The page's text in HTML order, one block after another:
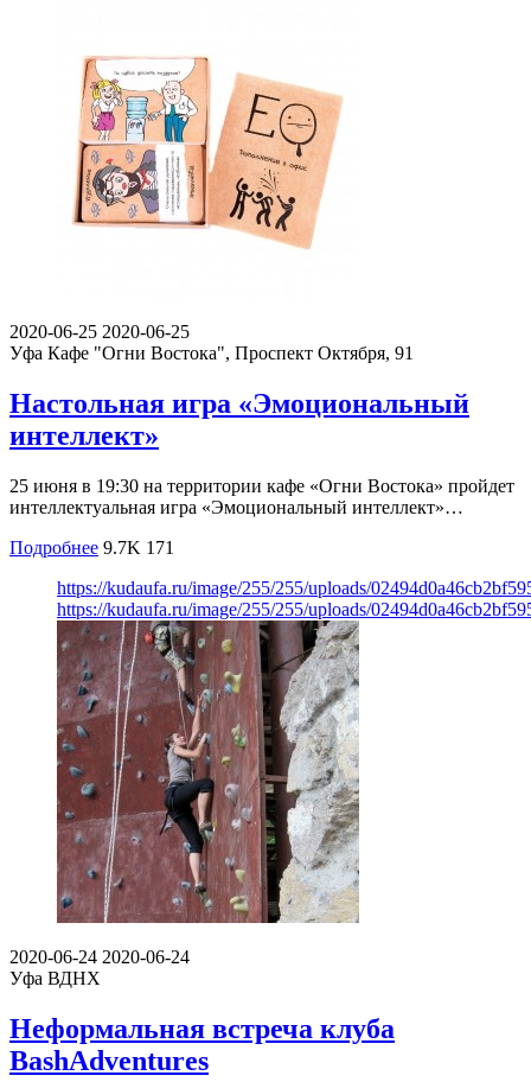
2020-06-25 2020-06-25
Уфа Кафе "Огни Востока", Проспект Октября, 91
Настольная игра «Эмоциональный
интеллект»
25 июня в 19:30 на территории кафе «Огни Востока» пройдет
интеллектуальная игра «Эмоциональный интеллект»…
Подробнее 9.7K 171
https://kudaufa.ru/image/255/255/uploads/
https://kudaufa.ru/image/255/255/uploads/
2020-06-24 2020-06-24
Уфа ВДНХ
Неформальная встреча клуба
BashAdventures